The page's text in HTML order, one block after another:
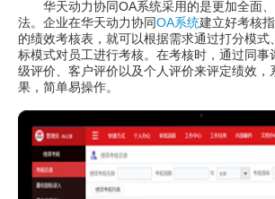
华天动力协同OA系统采用的是更加全面、
法。企业在华天动力协同OA系统建立好考核
的绩效考核表，就可以根据需求通过打分模式
标模式对员工进行考核。在考核时，通过同事
级评价、客户评价以及个人评价来评定绩效，
果，简单易操作。